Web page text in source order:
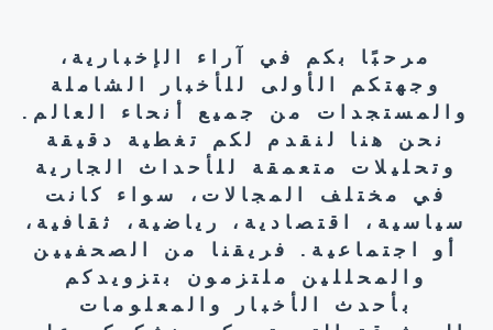
مرحبًا بكم في آراء الإخبارية،
وجهتكم الأولى للأخبار الشاملة
والمستجدات من جميع أنحاء العالم.
نحن هنا لنقدم لكم تغطية دقيقة
وتحليلات متعمقة للأحداث الجارية
في مختلف المجالات، سواء كانت
سياسية، اقتصادية، رياضية، ثقافية،
أو اجتماعية. فريقنا من الصحفيين
والمحللين ملتزمون بتزويدكم
بأحدث الأخبار والمعلومات